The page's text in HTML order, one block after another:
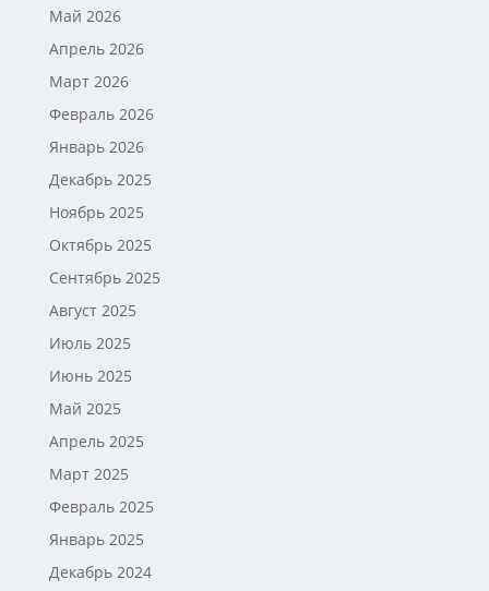
Май 2026
Апрель 2026
Март 2026
Февраль 2026
Январь 2026
Декабрь 2025
Ноябрь 2025
Октябрь 2025
Сентябрь 2025
Август 2025
Июль 2025
Июнь 2025
Май 2025
Апрель 2025
Март 2025
Февраль 2025
Январь 2025
Декабрь 2024